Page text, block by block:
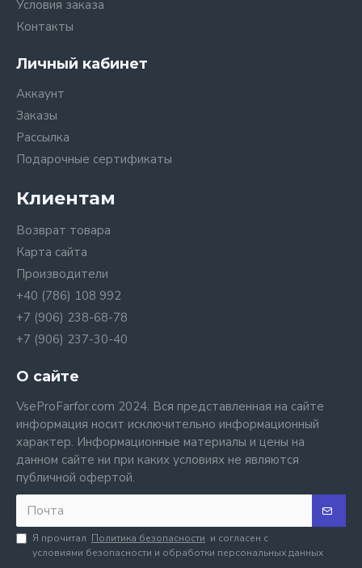
Условия заказа
Контакты
Личный кабинет
Аккаунт
Заказы
Рассылка
Подарочные сертификаты
Клиентам
Возврат товара
Карта сайта
Производители
+40 (786) 108 992
+7 (906) 238-68-78
+7 (906) 237-30-40
О сайте
VseProFarfor.com 2024. Вся представленная на сайте
информация носит исключительно информационный
характер. Информационные материалы и цены на
данном сайте ни при каких условиях не являются
публичной офертой.
Я прочитал Политика безопасности и согласен с
условиями безопасности и обработки персональных данных